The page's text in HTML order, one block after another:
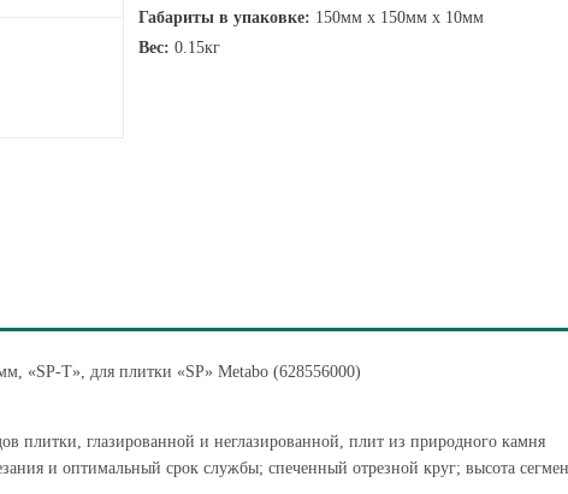
Габариты в упаковке: 150мм x 150мм x 10мм
Вес: 0.15кг
«SP-T», для плитки «SP» Metabo (628556000)
плитки, глазированной и неглазированной, плит из природного камня
и оптимальный срок службы; спеченный отрезной круг; высота